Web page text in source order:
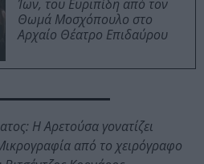
Ίων, του Ευριπίδη από τον
Θωμά Μοσχόπουλο στο
Αρχαίο Θέατρο Επιδαύρου
Η Αρετούσα γονατίζει
από το χειρόγραφο